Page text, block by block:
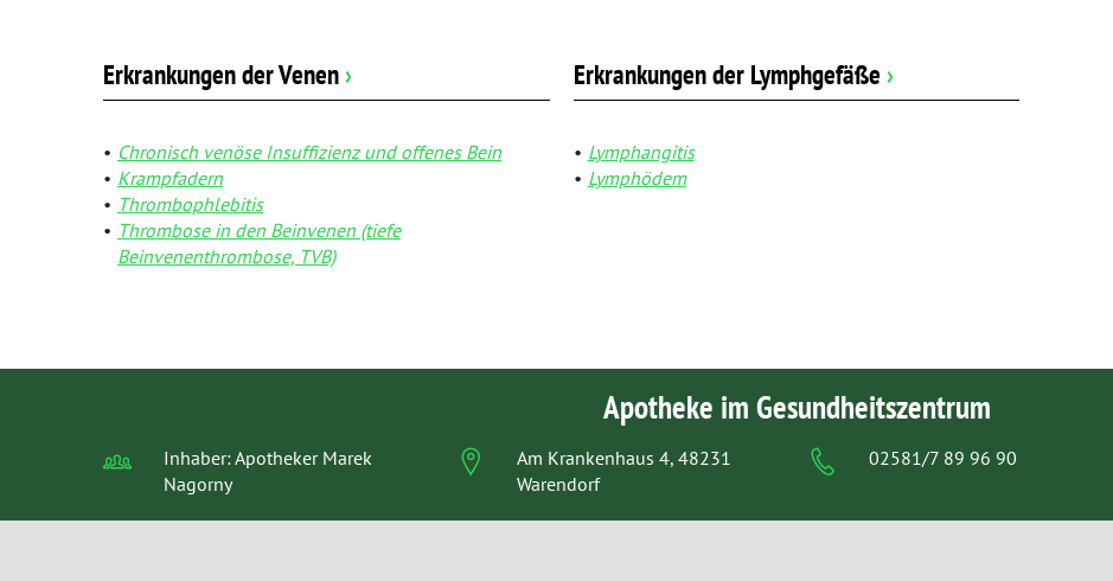
Erkrankungen der Venen›
Chronisch venöse Insuffizienz und offenes Bein
Krampfadern
Thrombophlebitis
Thrombose in den Beinvenen (tiefe
Beinvenenthrombose, TVB)
Erkrankungen der Lymphgefäße ›
Lymphangitis
Lymphödem
Apotheke im Gesundheitszentrum
Inhaber: Apotheker Marek
Nagorny
Am Krankenhaus 4, 48231
Warendorf
02581/7 89 96 90